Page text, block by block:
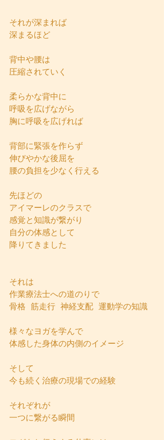
それが深まれば
深まるほど
背中や腰は
圧縮されていく
柔らかな背中に
呼吸を広げながら
胸に呼吸を広げれば
背部に緊張を作らず
伸びやかな後屈を
腰の負担を少なく行える
先ほどの
アイマーレのクラスで
感覚と知識が繋がり
自分の体感として
降りてきました
それは
作業療法士への道のりで
骨格  筋走行  神経支配  運動学の知識
様々なヨガを学んで
体感した身体の内側のイメージ
そして
今も続く治療の現場での経験
それぞれが
一つに繋がる瞬間